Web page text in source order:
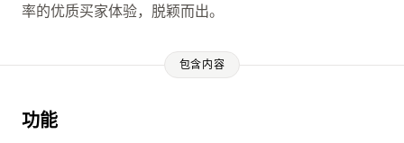
率的优质买家体验，脱颖而出。
包含内容
功能